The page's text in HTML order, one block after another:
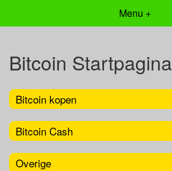
Menu +
Bitcoin Startpagina
Bitcoin kopen
Bitcoin Cash
Overige